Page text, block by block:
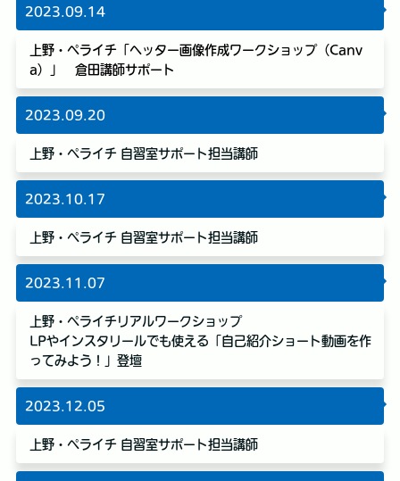
2023.09.14
上野・ペライチ「ヘッター画像作成ワークショップ（Canv
a）」 倉田講師サポート
2023.09.20
上野・ペライチ 自習室サポート担当講師
2023.10.17
上野・ペライチ 自習室サポート担当講師
2023.11.07
上野・ペライチリアルワークショップ
LPやインスタリールでも使える「自己紹介ショート動画を作
ってみよう！」登壇
2023.12.05
上野・ペライチ 自習室サポート担当講師